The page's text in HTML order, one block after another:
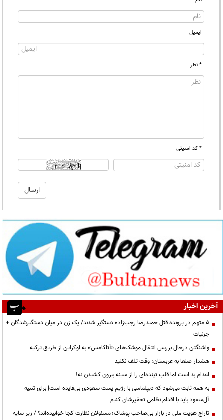
ایمیل
* نظر
* کد امنیتی
آخرین اخبار
۵ متهم در پرونده قتل حمیدرضا رجب‌زاده دستگیر شدند/ یک زن در میان دستگیرشدگان +
جزئیات
واشنگتن درحال بررسی انتقال موشک‌های «آتاکامس» به اوکراین از طریق ترکیه
هشدار صنعا به عربستان: وقت تلف نکنید
اعدام بد است اما قلب تپنده‌ای را از سینه بیرون کشیدن نه!
به همه ثابت می‌شود که دیپلماسی با رژیم پست سعودی بی‌فایده است| برای تنبیه
آل‌سعود باید با اقدام نظامی تحقیرشان کنیم
تاراج هویت ملی در بازار بی‌صاحب پوشاک؛ مسئولان نظارت کجا خوابیده‌اند؟ / زیر سایه